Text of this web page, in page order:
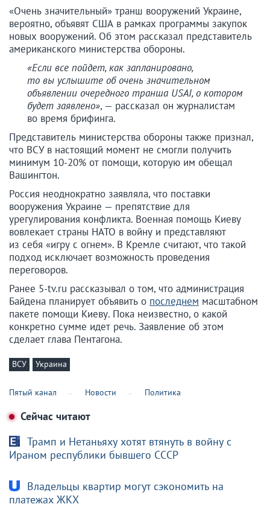
«Очень значительный» транш вооружений Украине,
вероятно, объявят США в рамках программы закупок
новых вооружений. Об этом рассказал представитель
американского министерства обороны.
«Если все пойдет, как запланировано,
то вы услышите об очень значительном
объявлении очередного транша USAI, о котором
будет заявлено», — рассказал он журналистам
во время брифинга.
Представитель министерства обороны также признал,
что ВСУ в настоящий момент не смогли получить
минимум 10-20% от помощи, которую им обещал
Вашингтон.
Россия неоднократно заявляла, что поставки
вооружения Украине — препятствие для
урегулирования конфликта. Военная помощь Киеву
вовлекает страны НАТО в войну и представляют
из себя «игру с огнем». В Кремле считают, что такой
подход исключает возможность проведения
переговоров.
Ранее 5-tv.ru рассказывал о том, что администрация
Байдена планирует объявить о последнем масштабном
пакете помощи Киеву. Пока неизвестно, о какой
конкретно сумме идет речь. Заявление об этом
сделает глава Пентагона.
ВСУ Украина
Пятый канал Новости Политика
Сейчас читают
Трамп и Нетаньяху хотят втянуть в войну с
Ираном республики бывшего СССР
Владельцы квартир могут сэкономить на
платежах ЖКХ